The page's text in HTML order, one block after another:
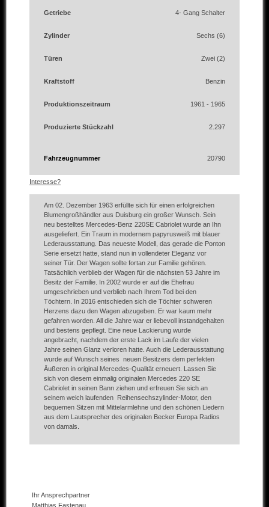
Getriebe 4- Gang Schalter
Zylinder Sechs (6)
Türen Zwei (2)
Kraftstoff Benzin
Produktionszeitraum 1961 - 1965
Produzierte Stückzahl 2.297
Fahrzeugnummer 20790
Interesse?
Am 02. Dezember 1963 erfüllte sich für einen erfolgreichen
Blumengroßhändler aus Duisburg ein großer Wunsch. Sein
neu bestelltes Mercedes-Benz 220SE Cabriolet wurde an Ihn
ausgeliefert. Ein Traum in modernem papyrusweiß mit blauer
Lederausstattung. Das neueste Modell, das gerade die Ponton
Serie ersetzt hatte, stand nun in vollendeter Eleganz vor
seiner Tür. Der Wagen sollte fortan zur Familie gehören.
Tatsächlich verblieb der Wagen für die nächsten 53 Jahre im
Besitz der Familie. In 2002 wurde er auf die Ehefrau
umgeschrieben und verblieb nach Ihrem Tod bei den
Töchtern. In 2016 entschieden sich die Töchter schweren
Herzens dazu den Wagen abzugeben. Er war kaum mehr
gefahren worden. All die Jahre war er liebevoll instandgehalten
und bestens gepflegt. Eine neue Lackierung wurde
angebracht, nachdem der erste Lack im Laufe der vielen
Jahre seinen Glanz verloren hatte. Auch die Lederausstattung
wurde auf Wunsch seines neuen Besitzers dem perfekten
Äußeren in original Mercedes-Qualität erneuert. Lassen Sie
sich von diesem einmalig originalen Mercedes 220 SE
Cabriolet in seinen Bann ziehen und erfreuen Sie sich an
seinem weich laufenden Reihensechszylinder-Motor, den
bequemen Sitzen mit Mittelarmlehne und den schönen Liedern
aus dem Lautsprecher des originalen Becker Europa Radios
von damals.
Ihr Ansprechpartner
Matthias Fastenau